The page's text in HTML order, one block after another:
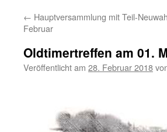
← Hauptversammlung mit Teil-
Februar
Oldtimertreffen am 01.
Veröffentlicht am 28. Februar 2018